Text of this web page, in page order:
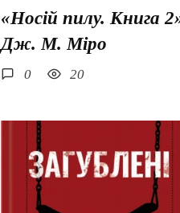
«Носій пилу. Книга
Дж. М. Міро
0 20